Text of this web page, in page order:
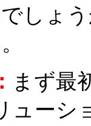
しょ
まず最
ューシ